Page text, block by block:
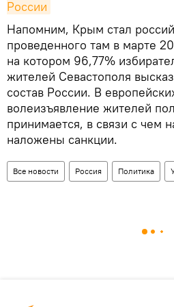
России
Напомним, Крым стал
проведенного там в марте
на котором 96,77%
жителей Севастополя
состав России. В
волеизъявление жителей
принимается, в связи с чем
наложены санкции.
Все новости Россия Политика